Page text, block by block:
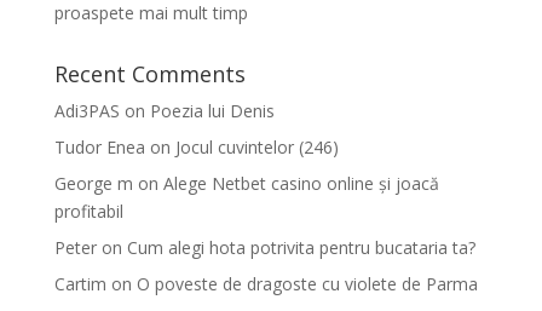
proaspete mai mult timp
Recent Comments
Adi3PAS on Poezia lui Denis
Tudor Enea on Jocul cuvintelor (246)
George m on Alege Netbet casino online și joacă
profitabil
Peteron Cum alegi hota potrivita pentru bucataria ta?
Cartim on O poveste de dragoste cu violete de Parma